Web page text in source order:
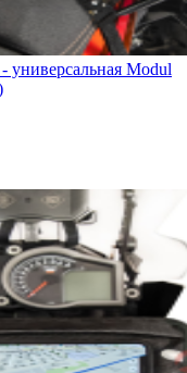
универсальная Modul